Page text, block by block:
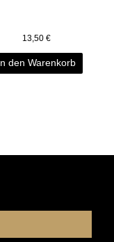
13,50 €
In den Warenkorb